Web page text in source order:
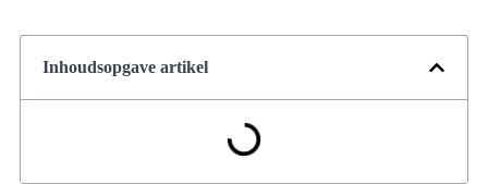
Inhoudsopgave artikel